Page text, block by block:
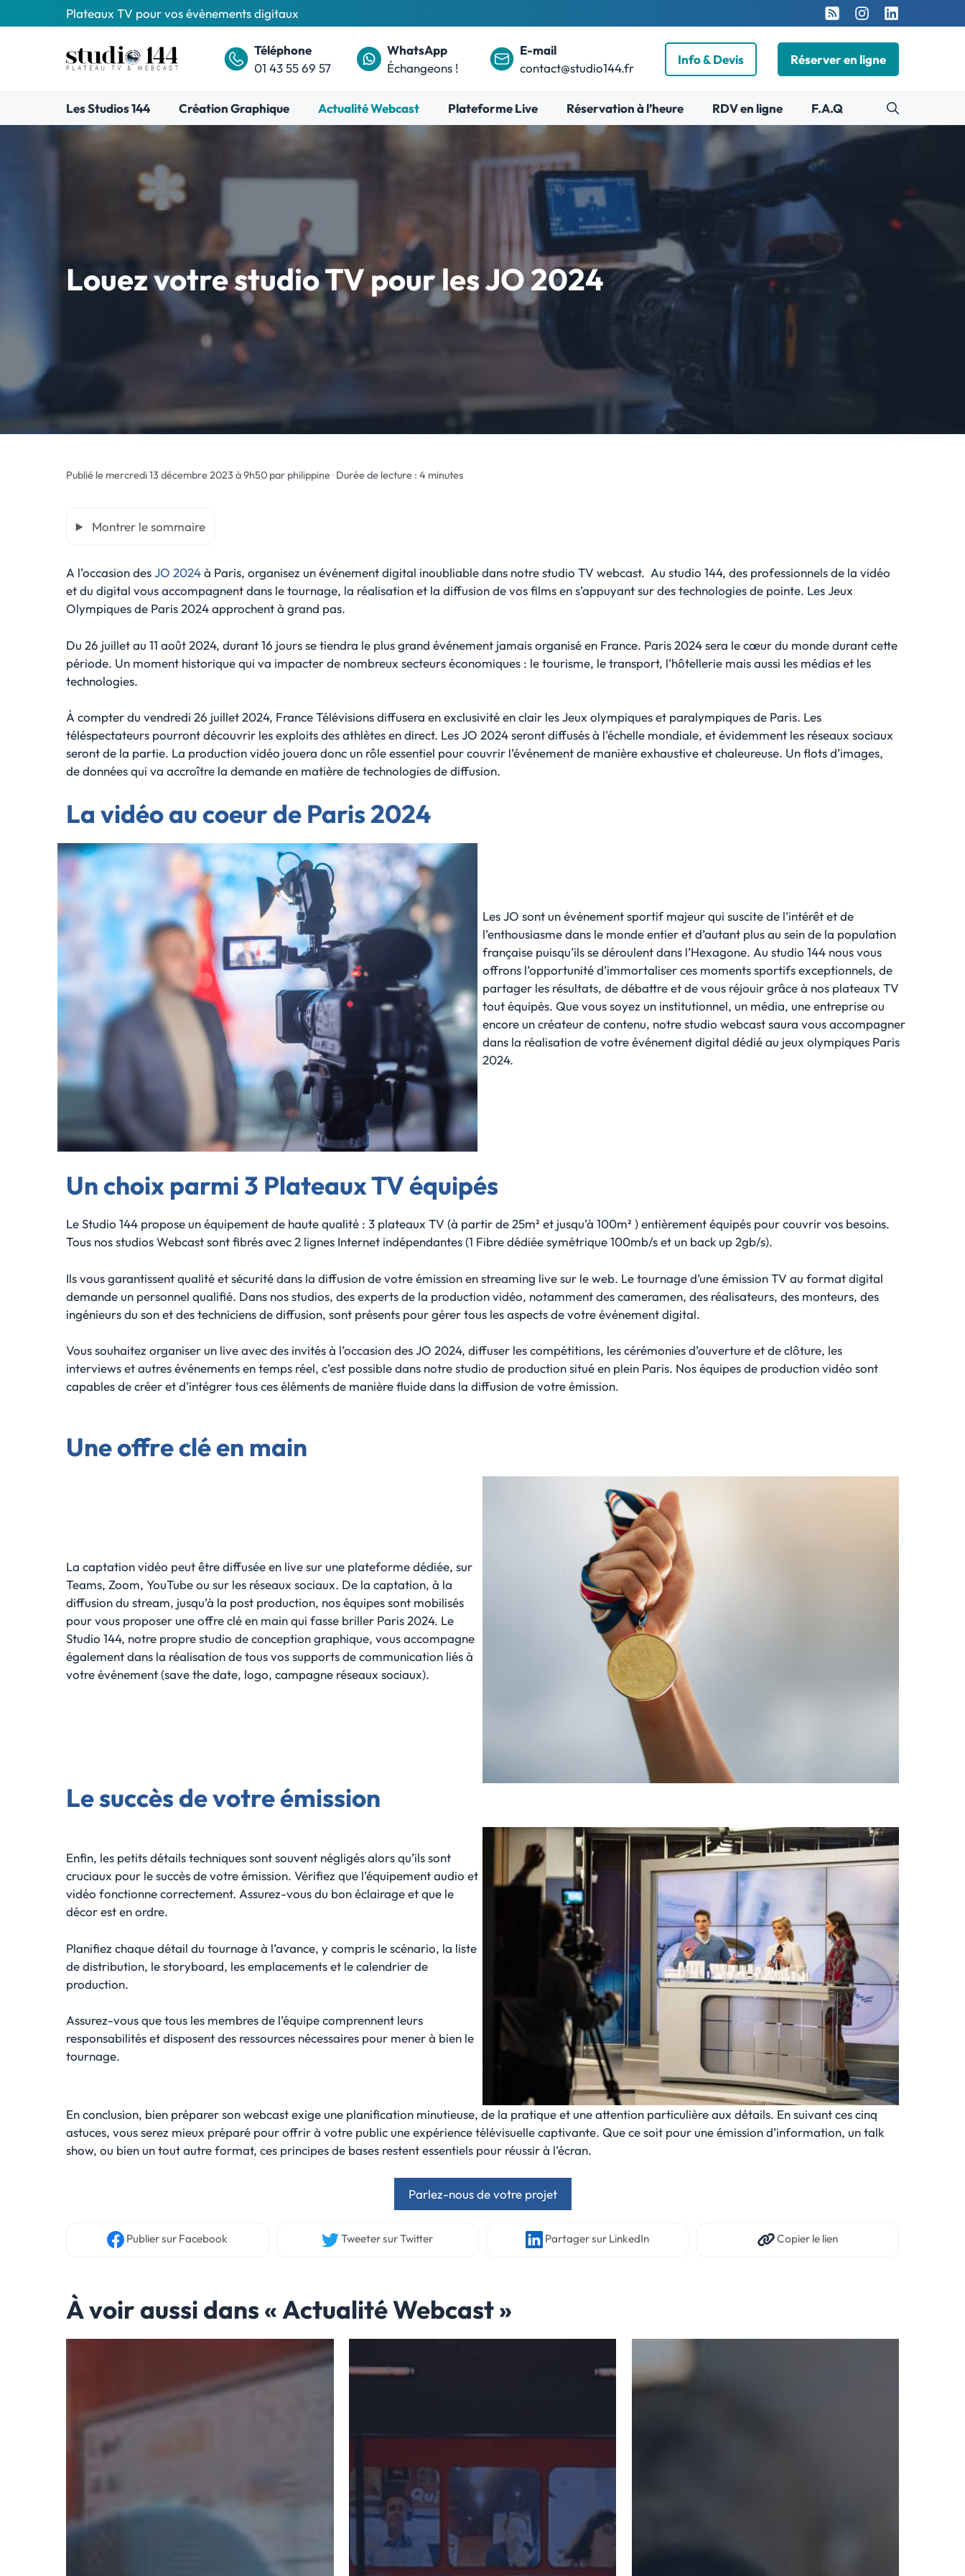
au
Plateaux TV pour vos évènements digitaux
Téléphone
01 43 55 69 57
WhatsApp
Échangeons !
E-mail
contact@studio144.fr
Info & Devis Réserver en ligne
Les Studios 144 Création Graphique Actualité Webcast Plateforme Live Réservation à l’heure RDV en ligne F.A.Q
Louez votre studio TV pour les JO 2024
Publié le mercredi 13 décembre 2023 à 9h50 par philippine· Durée de lecture : 4 minutes
Montrer le sommaire
A l’occasion desJO 2024à Paris, organisez un événement digital inoubliable dans notre studio TV webcast. Au studio 144, des professionnels de la vidéo
et du digital vous accompagnent dans le tournage, la réalisation et la diffusion de vos films en s’appuyant sur des technologies de pointe. Les Jeux
Olympiques de Paris 2024 approchent à grand pas.
Du 26 juillet au 11 août 2024, durant 16 jours se tiendra le plus grand événement jamais organisé en France. Paris 2024 sera le cœur du monde durant cette
période. Un moment historique qui va impacter de nombreux secteurs économiques : le tourisme, le transport, l’hôtellerie mais aussi les médias et les
technologies.
À compter du vendredi 26 juillet 2024, France Télévisions diffusera en exclusivité en clair les Jeux olympiques et paralympiques de Paris. Les
téléspectateurs pourront découvrir les exploits des athlètes en direct. Les JO 2024 seront diffusés à l’échelle mondiale, et évidemment les réseaux sociaux
seront de la partie. La production vidéo jouera donc un rôle essentiel pour couvrir l’événement de manière exhaustive et chaleureuse. Un flots d’images,
de données qui va accroître la demande en matière de technologies de diffusion.
La vidéo au coeur de Paris 2024
Les JO sont un événement sportif majeur qui suscite de l’intérêt et de
l’enthousiasme dans le monde entier et d’autant plus au sein de la population
française puisqu’ils se déroulent dans l’Hexagone. Au studio 144 nous vous
offrons l’opportunité d’immortaliser ces moments sportifs exceptionnels, de
partager les résultats, de débattre et de vous réjouir grâce à nos plateaux TV
tout équipés. Que vous soyez un institutionnel, un média, une entreprise ou
encore un créateur de contenu, notre studio webcast saura vous accompagner
dans la réalisation de votre événement digital dédié au jeux olympiques Paris
2024.
Un choix parmi3 Plateaux TV équipés
Le Studio 144 propose un équipement de haute qualité : 3 plateaux TV (à partir de 25m² et jusqu’à 100m² ) entièrement équipés pour couvrir vos besoins.
Tous nos studios Webcast sont fibrés avec 2 lignes Internet indépendantes (1 Fibre dédiée symétrique 100mb/s et un back up 2gb/s).
Ils vous garantissent qualité et sécurité dans la diffusion de votre émission en streaming live sur le web. Le tournage d’une émission TV au format digital
demande un personnel qualifié. Dans nos studios, des experts de la production vidéo, notamment des cameramen, des réalisateurs, des monteurs, des
ingénieurs du son et des techniciens de diffusion, sont présents pour gérer tous les aspects de votre événement digital.
Vous souhaitez organiser un live avec des invités à l’occasion des JO 2024, diffuser les compétitions, les cérémonies d’ouverture et de clôture, les
interviews et autres événements en temps réel, c’est possible dans notre studio de production situé en plein Paris. Nos équipes de production vidéo sont
capables de créer et d’intégrer tous ces éléments de manière fluide dans la diffusion de votre émission.
Une offre clé en main
La captation vidéo peut être diffusée en live sur une plateforme dédiée, sur
Teams, Zoom, YouTube ou sur les réseaux sociaux. De la captation, à la
diffusion du stream, jusqu’à la post production, nos équipes sont mobilisés
pour vous proposer une offre clé en main qui fasse briller Paris 2024. Le
Studio 144, notre propre studio de conception graphique, vous accompagne
également dans la réalisation de tous vos supports de communication liés à
votre événement (save the date, logo, campagne réseaux sociaux).
Le succès de votre émission
Enfin, les petits détails techniques sont souvent négligés alors qu’ils sont
cruciaux pour le succès de votre émission. Vérifiez que l’équipement audio et
vidéo fonctionne correctement. Assurez-vous du bon éclairage et que le
décor est en ordre.
Planifiez chaque détail du tournage à l’avance, y compris le scénario, la liste
de distribution, le storyboard, les emplacements et le calendrier de
production.
Assurez-vous que tous les membres de l’équipe comprennent leurs
responsabilités et disposent des ressources nécessaires pour mener à bien le
tournage.
En conclusion, bien préparer son webcast exige une planification minutieuse, de la pratique et une attention particulière aux détails. En suivant ces cinq
astuces, vous serez mieux préparé pour offrir à votre public une expérience télévisuelle captivante. Que ce soit pour une émission d’information, un talk
show, ou bien un tout autre format, ces principes de bases restent essentiels pour réussir à l’écran.
Parlez-nous de votre projet
Publiersur Facebook Tweetersur Twitter Partagersur LinkedIn Copierle lien
À voir aussi dans « Actualité Webcast »